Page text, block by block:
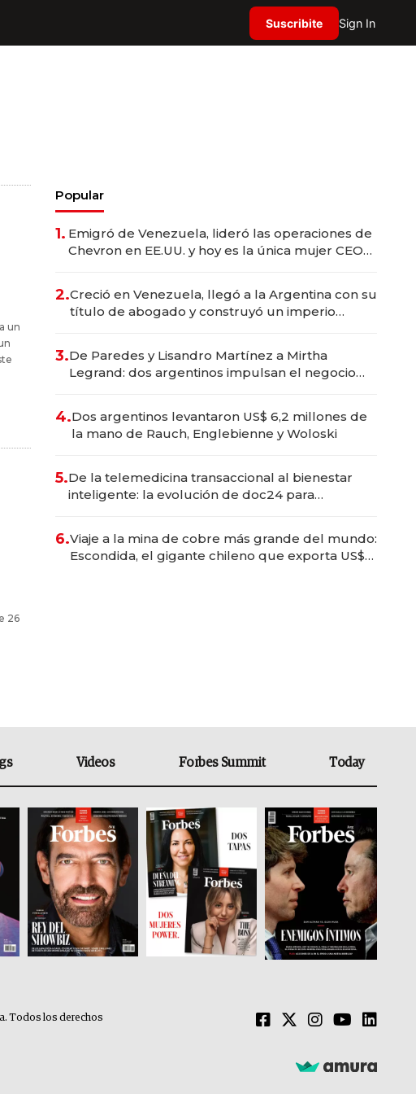
Suscribite Sign In
un
26
Popular
1. Emigró de Venezuela, lideró las operaciones de
Chevron en EE.UU. y hoy es la única mujer CEO
2.Creció en Venezuela, llegó a la Argentina con su
título de abogado y construyó un imperio
3.De Paredes y Lisandro Martínez a Mirtha
Legrand: dos argentinos impulsan el negocio
4.Dos argentinos levantaron US$ 6,2 millones de
la mano de Rauch, Englebienne y Woloski
5.De la telemedicina transaccional al bienestar
inteligente: la evolución de doc24 para
6.Viaje a la mina de cobre más grande del mundo:
Escondida, el gigante chileno que exporta US$
Videos Forbes Summit Today
Todos los derechos